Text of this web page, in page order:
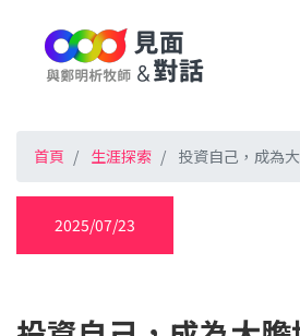
首頁 生涯探索 投資自己，成為
2025/07/23